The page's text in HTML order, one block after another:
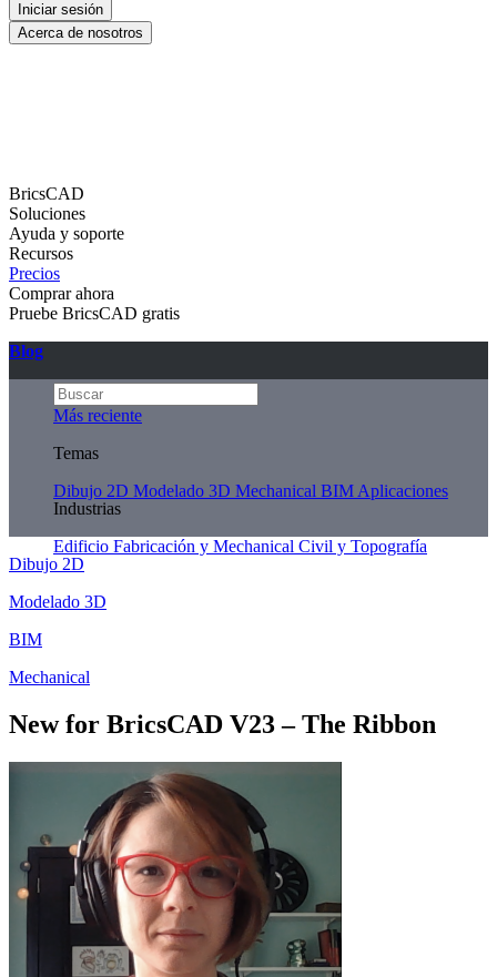
Iniciar sesión
Acerca de nosotros
BricsCAD
Soluciones
Ayuda y soporte
Recursos
Precios
Comprar ahora
Pruebe BricsCAD gratis
Blog
Más reciente
Temas
Dibujo 2D Modelado 3D Mechanical BIM Aplicaciones
Industrias
Edificio Fabricación y Mechanical Civil y Topografía
Dibujo 2D
Modelado 3D
BIM
Mechanical
New for BricsCAD V23 – The Ribbon